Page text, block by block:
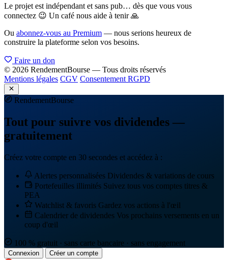
Le projet est indépendant et sans pub… dès que vous vous
connectez 😉 Un café nous aide à tenir 🙏
Ou abonnez-vous au Premium — nous serions heureux de
construire la plateforme selon vos besoins.
Faire un don
© 2026 RendementBourse — Tous droits réservés
Mentions légales CGV Consentement RGPD
RendementBourse
Tout pour suivre vos dividendes —
gratuitement
Créez votre compte en 30 secondes et accédez à :
Alertes personnalisées Dividendes & variations de cours
Portefeuilles illimités Suivez tous vos comptes titres &
PEA
Watchlist & favoris Gardez vos actions à l'œil
Calendrier de dividendes Vos prochains versements en un
coup d'œil
100 % gratuit · sans carte bancaire · sans engagement
Connexion Créer un compte